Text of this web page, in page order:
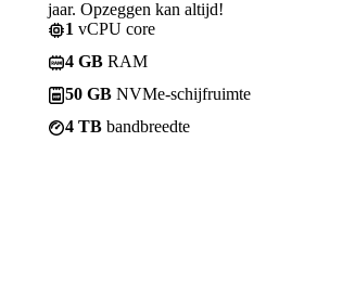
jaar. Opzeggen kan altijd!
1 vCPU core
4 GB RAM
50 GB NVMe-schijfruimte
4 TB bandbreedte